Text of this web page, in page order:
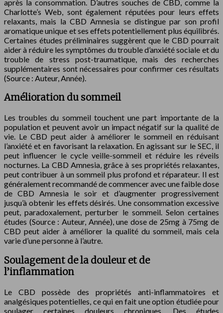
après la consommation. D’autres souches de CBD, comme la
Charlotte’s Web, sont également réputées pour leurs effets
relaxants, mais la CBD Amnesia se distingue par son profil
aromatique unique et ses effets potentiellement plus équilibrés.
Certaines études préliminaires suggèrent que le CBD pourrait
aider à réduire les symptômes du trouble d’anxiété sociale et du
trouble de stress post-traumatique, mais des recherches
supplémentaires sont nécessaires pour confirmer ces résultats
(Source : Auteur, Année).
Amélioration du sommeil
Les troubles du sommeil touchent une part importante de la
population et peuvent avoir un impact négatif sur la qualité de
vie. Le CBD peut aider à améliorer le sommeil en réduisant
l’anxiété et en favorisant la relaxation. En agissant sur le SEC, il
peut influencer le cycle veille-sommeil et réduire les réveils
nocturnes. La CBD Amnesia, grâce à ses propriétés relaxantes,
peut contribuer à un sommeil plus profond et réparateur. Il est
généralement recommandé de commencer avec une faible dose
de CBD Amnesia le soir et d’augmenter progressivement
jusqu’à obtenir les effets désirés. Une consommation excessive
peut, paradoxalement, perturber le sommeil. Selon certaines
études (Source : Auteur, Année), une dose de 25mg à 75mg de
CBD peut aider à améliorer la qualité du sommeil, mais cela
varie d’une personne à l’autre.
Soulagement de la douleur et de
l’inflammation
Le CBD possède des propriétés anti-inflammatoires et
analgésiques potentielles, ce qui en fait une option étudiée pour
soulager certaines douleurs chroniques. Des études